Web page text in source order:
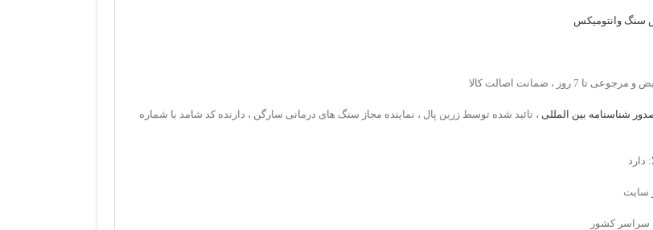
سنگ وانتومیکس
7 روز ، ضمانت اصالت کالا
شناسنامه بین المللی ، تائید شده توسط زرین پال ، نماینده مجاز سنگ های درمانی سارگن ، دارنده کد شامد با شماره
: دارد
سایت
سراسر کشور